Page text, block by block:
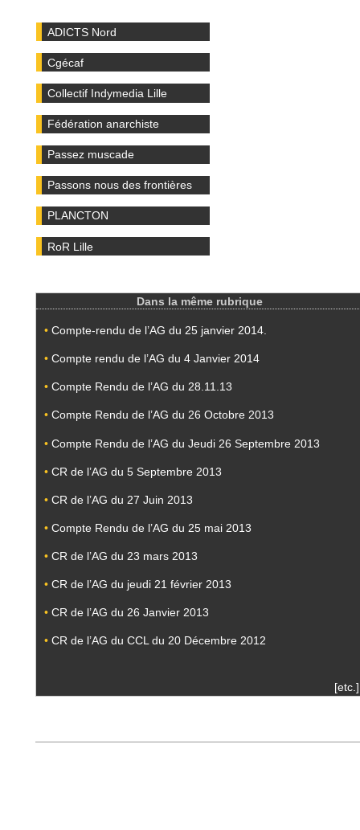
ADICTS Nord
Cgécaf
Collectif Indymedia Lille
Fédération anarchiste
Passez muscade
Passons nous des frontières
PLANCTON
RoR Lille
Dans la même rubrique
• Compte-rendu de l’AG du 25 janvier 2014.
• Compte rendu de l’AG du 4 Janvier 2014
• Compte Rendu de l’AG du 28.11.13
• Compte Rendu de l’AG du 26 Octobre 2013
• Compte Rendu de l’AG du Jeudi 26 Septembre 2013
• CR de l’AG du 5 Septembre 2013
• CR de l’AG du 27 Juin 2013
• Compte Rendu de l’AG du 25 mai 2013
• CR de l’AG du 23 mars 2013
• CR de l’AG du jeudi 21 février 2013
• CR de l’AG du 26 Janvier 2013
• CR de l’AG du CCL du 20 Décembre 2012
[etc.]